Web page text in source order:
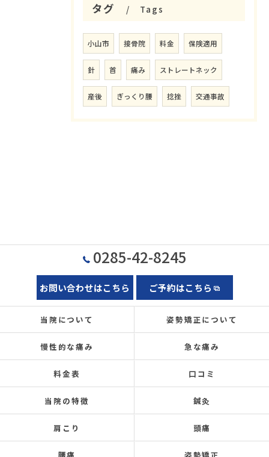
タグ Tags
小山市 接骨院 料金 保険適用
針 首 痛み ストレートネック
産後 ぎっくり腰 捻挫 交通事故
0285-42-8245
お問い合わせはこちら ご予約はこちら
当院について 姿勢矯正について
慢性的な痛み 急な痛み
料金表 口コミ
当院の特徴 鍼灸
肩こり 頭痛